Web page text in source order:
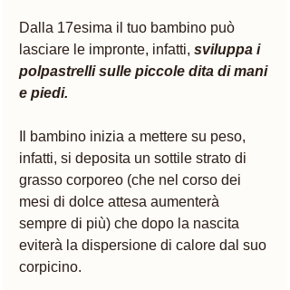
Dalla 17esima il tuo bambino può
lasciare le impronte, infatti, sviluppa i
polpastrelli sulle piccole dita di mani
e piedi.
Il bambino inizia a mettere su peso,
infatti, si deposita un sottile strato di
grasso corporeo (che nel corso dei
mesi di dolce attesa aumenterà
sempre di più) che dopo la nascita
eviterà la dispersione di calore dal suo
corpicino.